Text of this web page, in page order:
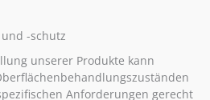
-schutz
unserer Produkte kann
Anforderungen gerecht